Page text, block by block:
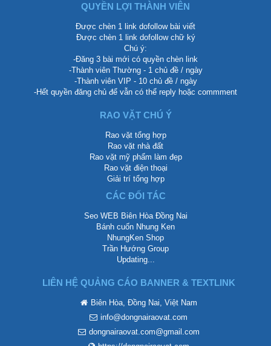
QUYỀN LỢI THÀNH VIÊN
Được chèn 1 link dofollow bài viết
Được chèn 1 link dofollow chữ ký
Chú ý:
-Đăng 3 bài mới có quyền chèn link
-Thành viên Thường - 1 chủ đề / ngày
-Thành viên VIP - 10 chủ đề / ngày
-Hết quyền đăng chủ để vẫn có thể reply hoặc commment
RAO VẶT CHÚ Ý
Rao vặt tổng hợp
Rao vặt nhà đất
Rao vặt mỹ phẩm làm đẹp
Rao vặt điện thoại
Giải trí tổng hợp
CÁC ĐỐI TÁC
Seo WEB Biên Hòa Đồng Nai
Bánh cuốn Nhung Ken
NhungKen Shop
Trần Hướng Group
Updating...
LIÊN HỆ QUẢNG CÁO BANNER & TEXTLINK
Biên Hòa, Đồng Nai, Việt Nam
info@dongnairaovat.com
dongnairaovat.com@gmail.com